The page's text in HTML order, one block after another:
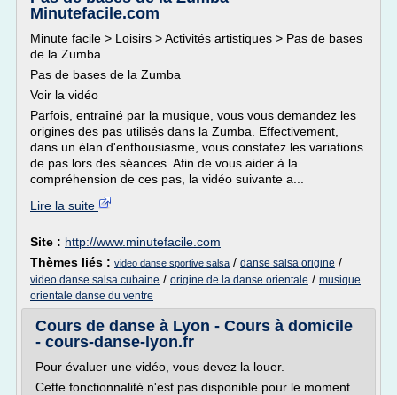
Minutefacile.com
Minute facile > Loisirs > Activités artistiques > Pas de bases
de la Zumba
Pas de bases de la Zumba
Voir la vidéo
Parfois, entraîné par la musique, vous vous demandez les
origines des pas utilisés dans la Zumba. Effectivement,
dans un élan d'enthousiasme, vous constatez les variations
de pas lors des séances. Afin de vous aider à la
compréhension de ces pas, la vidéo suivante a...
Lire la suite
Site : http://www.minutefacile.com
Thèmes liés : video danse sportive salsa / danse salsa origine /
video danse salsa cubaine / origine de la danse orientale / musique
orientale danse du ventre
Cours de danse à Lyon - Cours à domicile
- cours-danse-lyon.fr
Pour évaluer une vidéo, vous devez la louer.
Cette fonctionnalité n'est pas disponible pour le moment.